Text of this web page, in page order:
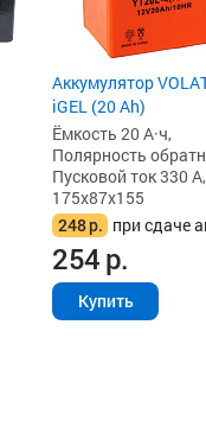
Аккумулятор
iGEL (20 Ah)
Ёмкость 20 А·ч,
Полярность
Пусковой ток 330 А,
175x87x155
248р. при сдаче
254р.
Купить